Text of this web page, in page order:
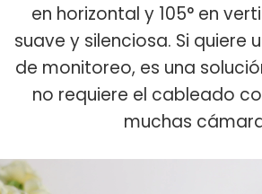
en horizontal y 105° en
suave y silenciosa. Si quiere
de monitoreo, es una
no requiere el cableado
muchas